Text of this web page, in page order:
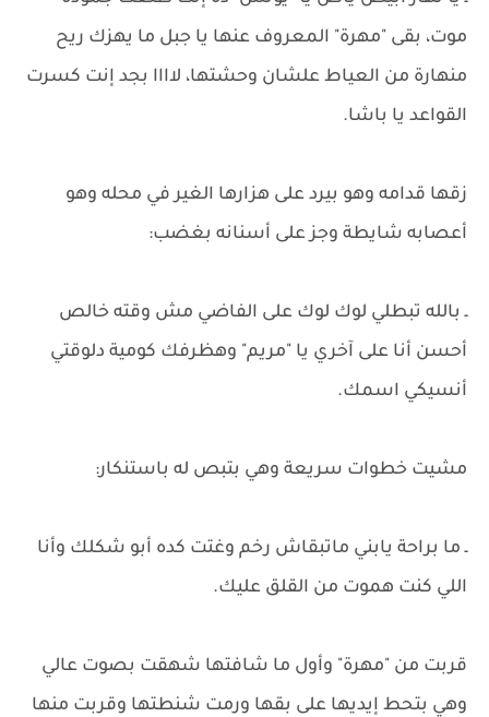
موت، بقى "مهرة" المعروف عنها يا جبل ما يهزك ريح
منهارة من العياط علشان وحشتها، لاااا بجد إنت كسرت
القواعد يا باشا.
زقها قدامه وهو بيرد على هزارها الغير في محله وهو
أعصابه شايطة وجز على أسنانه بغضب:
ـ بالله تبطلي لوك لوك على الفاضي مش وقته خالص
أحسن أنا على آخري يا "مريم" وهظرفك كومية دلوقتي
أنسيكي اسمك.
مشيت خطوات سريعة وهي بتبص له باستنكار:
ـ ما براحة يابني ماتبقاش رخم وغتت كده أبو شكلك وأنا
اللي كنت هموت من القلق عليك.
قربت من "مهرة" وأول ما شافتها شهقت بصوت عالي
وهي بتحط إيديها على بقها ورمت شنطتها وقربت منها